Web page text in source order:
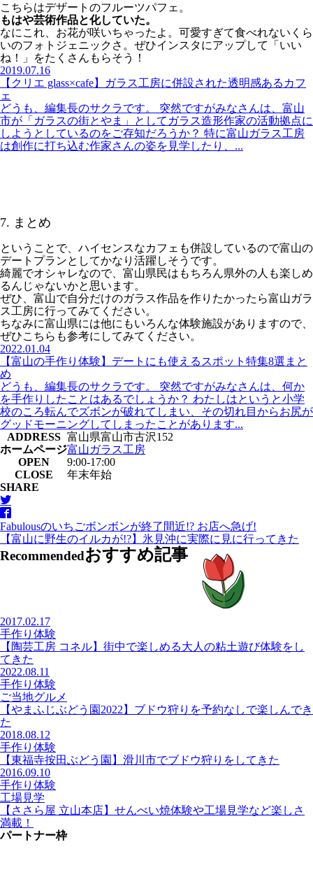
こちらはデザートのフルーツパフェ。
もはや芸術作品と化していた。
なにこれ、お花が咲いちゃったよ。可愛すぎて食べれないくら
いのフォトジェニックさ。ぜひインスタにアップして「いい
ね！」をたくさんもらそう！
2019.07.16
【クリエ glass×cafe】ガラス工房に併設された透明感あるカフ
ェ
どうも、編集長のサクラです。 突然ですがみなさんは、富山
市が「ガラスの街とやま」としてガラス造形作家の活動拠点に
しようとしているのをご存知だろうか？ 特に富山ガラス工房
は創作に打ち込む作家さんの姿を見学したり、...
7. まとめ
ということで、ハイセンスなカフェも併設しているので富山の
デートプランとしてかなり活躍しそうです。
綺麗でオシャレなので、富山県民はもちろん県外の人も楽しめ
るんじゃないかと思います。
ぜひ、富山で自分だけのガラス作品を作りたかったら富山ガラ
ス工房に行ってみてください。
ちなみに富山県には他にもいろんな体験施設がありますので、
ぜひこちらも参考にしてみてください。
2022.01.04
【富山の手作り体験】デートにも使えるスポット特集8選まと
め
どうも、編集長のサクラです。 突然ですがみなさんは、何か
を手作りしたことはあるでしょうか？ わたしはというと小学
校のころ転んでズボンが破れてしまい、その切れ目からお尻が
グッドモーニングしてしまったことがあります...
ADDRESS 富山県富山市古沢152
ホームページ富山ガラス工房
OPEN
9:00-17:00
CLOSE
年末年始
SHARE
Fabulousのいちごボンボンが終了間近!? お店へ急げ!
【富山に野生のイルカが!?】氷見沖に実際に見に行ってきた
Recommendedおすすめ記事
2017.02.17
手作り体験
【陶芸工房 コネル】街中で楽しめる大人の粘土遊び体験をし
てきた
2022.08.11
手作り体験
ご当地グルメ
【やまふじぶどう園2022】ブドウ狩りを予約なしで楽しんでき
た
2018.08.12
手作り体験
【東福寺按田ぶどう園】滑川市でブドウ狩りをしてきた
2016.09.10
手作り体験
工場見学
【ささら屋 立山本店】せんべい焼体験や工場見学など楽しさ
満載！
パートナー枠